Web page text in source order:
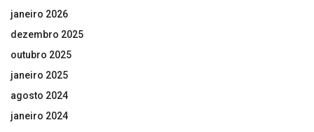
janeiro 2026
dezembro 2025
outubro 2025
janeiro 2025
agosto 2024
janeiro 2024